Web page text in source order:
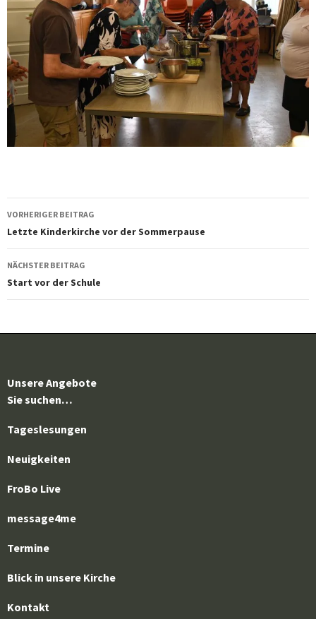
Beitragsnavigation
VORHERIGER BEITRAG
Letzte Kinderkirche vor der Sommerpause
NÄCHSTER BEITRAG
Start vor der Schule
Unsere Angebote
Sie suchen…
Tageslesungen
Neuigkeiten
FroBo Live
message4me
Termine
Blick in unsere Kirche
Kontakt